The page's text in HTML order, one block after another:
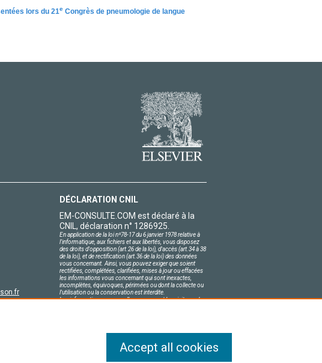
lors du 21e Congrès de pneumologie de langue
DÉCLARATION CNIL
EM-CONSULTE.COM est déclaré à la
CNIL, déclaration n° 1286925.
En application de la loi nº78-17 du 6 janvier 1978 relative à
l'informatique, aux fichiers et aux libertés, vous disposez
des droits d'opposition (art.26 de la loi), d'accès (art.34 à 38
de la loi), et de rectification (art.36 de la loi) des données
vous concernant. Ainsi, vous pouvez exiger que soient
rectifiées, complétées, clarifiées, mises à jour ou effacées
les informations vous concernant qui sont inexactes,
incomplètes, équivoques, périmées ou dont la collecte ou
l'utilisation ou la conservation est interdite.
Les informations personnelles concernant les visiteurs de
Accept all cookies